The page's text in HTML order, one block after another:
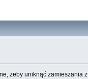
żeby uniknąć zamieszania